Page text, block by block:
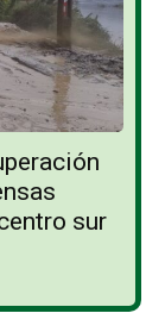
sur